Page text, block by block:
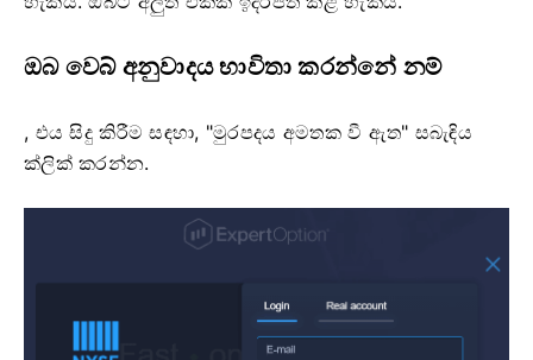
ඔබ වෙබ් අනුවාදය භාවිතා කරන්නේ නම්
, එය සිදු කිරීම සඳහා, "මුරපදය අමතක වී ඇත" සබැඳිය
ක්ලික් කරන්න.